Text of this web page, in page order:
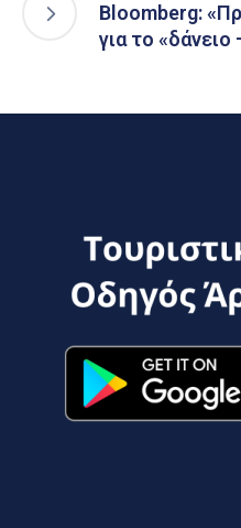
Bloomberg:
για το